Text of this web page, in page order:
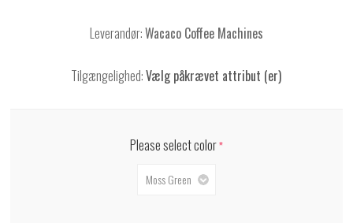
Leverandør:Wacaco Coffee Machines
Tilgængelighed:Vælg påkrævet attribut (er)
Please select color*